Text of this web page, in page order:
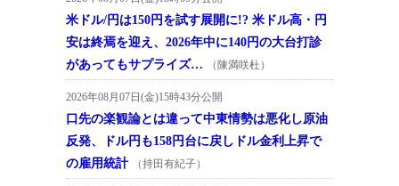
米ドル/円は150円を試す展開に!? 米ドル高・円
安は終焉を迎え、2026年中に140円の大台打診
があってもサプライズ…
（陳満咲杜）
2026年08月07日(金)15時43分公開
口先の楽観論とは違って中東情勢は悪化し原油
反発、ドル円も158円台に戻しドル金利上昇で
の雇用統計
（持田有紀子）